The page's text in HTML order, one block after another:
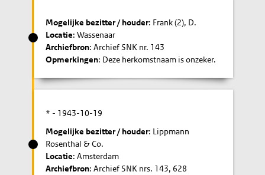
Mogelijke bezitter / houder: Frank (2), D.
Locatie: Wassenaar
Archiefbron: Archief SNK nr. 143
Opmerkingen: Deze herkomstnaam is onzeker.
* - 1943-10-19
Mogelijke bezitter / houder: Lippmann
Rosenthal & Co.
Locatie: Amsterdam
Archiefbron: Archief SNK nrs. 143, 628